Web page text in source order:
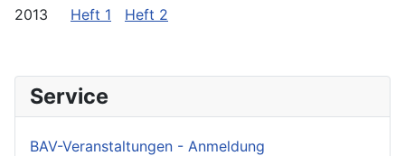
2013 Heft 1 Heft 2
Service
BAV-Veranstaltungen - Anmeldung